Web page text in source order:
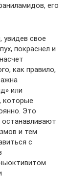
его
увидев свое
покраснел и
как правило,
или
которые
Это
и тем
с